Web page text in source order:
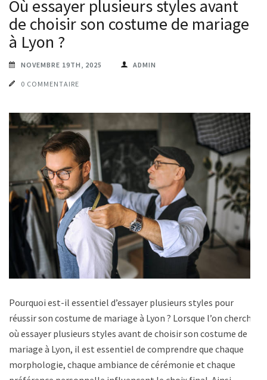
Où essayer plusieurs styles avant
de choisir son costume de mariage
à Lyon ?
NOVEMBRE 19TH, 2025 ADMIN
0 COMMENTAIRE
Pourquoi est-il essentiel d’essayer plusieurs styles pour
réussir son costume de mariage à Lyon ? Lorsque l’on cherche
où essayer plusieurs styles avant de choisir son costume de
mariage à Lyon, il est essentiel de comprendre que chaque
morphologie, chaque ambiance de cérémonie et chaque